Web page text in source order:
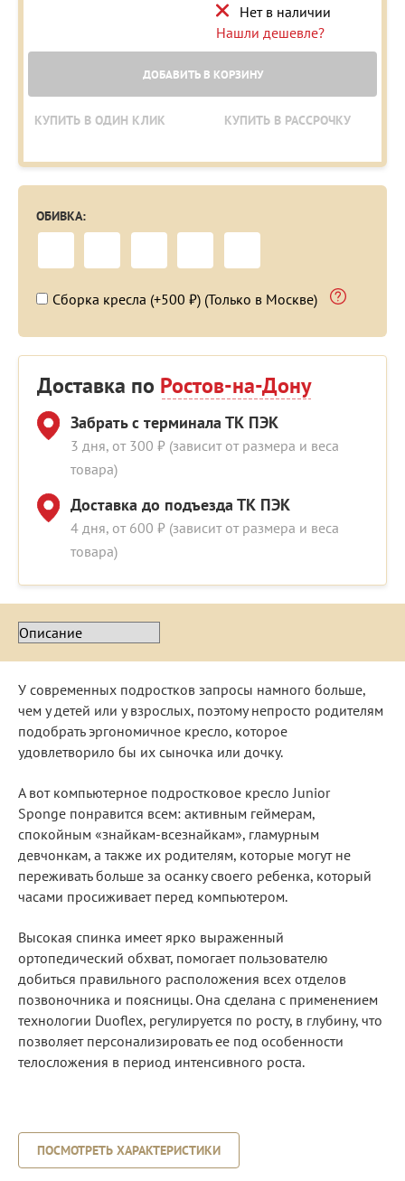
Нет в наличии
Нашли дешевле?
ДОБАВИТЬ В КОРЗИНУ
КУПИТЬ В ОДИН КЛИК КУПИТЬ В РАССРОЧКУ
ОБИВКА:
Сборка кресла (+500 ₽) (Только в Москве)
Доставка по Ростов-на-Дону
Забрать с терминала ТК ПЭК
3 дня, от 300 ₽ (зависит от размера и веса
товара)
Доставка до подъезда ТК ПЭК
4 дня, от 600 ₽ (зависит от размера и веса
товара)
У современных подростков запросы намного больше,
чем у детей или у взрослых, поэтому непросто родителям
подобрать эргономичное кресло, которое
удовлетворило бы их сыночка или дочку.
А вот компьютерное подростковое кресло Junior
Sponge понравится всем: активным геймерам,
спокойным «знайкам-всезнайкам», гламурным
девчонкам, а также их родителям, которые могут не
переживать больше за осанку своего ребенка, который
часами просиживает перед компьютером.
Высокая спинка имеет ярко выраженный
ортопедический обхват, помогает пользователю
добиться правильного расположения всех отделов
позвоночника и поясницы. Она сделана с применением
технологии Duoflex, регулируется по росту, в глубину, что
позволяет персонализировать ее под особенности
телосложения в период интенсивного роста.
ПОСМОТРЕТЬ ХАРАКТЕРИСТИКИ